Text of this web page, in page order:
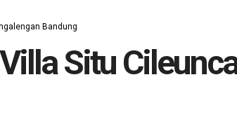
Bandung
Situ